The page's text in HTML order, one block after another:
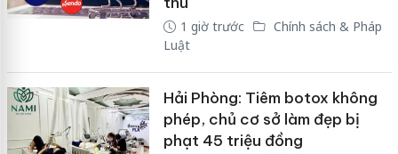
1 giờ trước
Chính sách & Pháp
Luật
Hải Phòng: Tiêm botox không
phép, chủ cơ sở làm đẹp bị
phạt 45 triệu đồng